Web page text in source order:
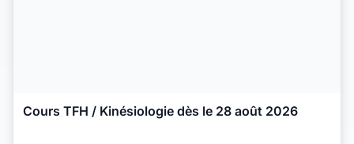
Cours TFH / Kinésiologie dès le 28 août 2026